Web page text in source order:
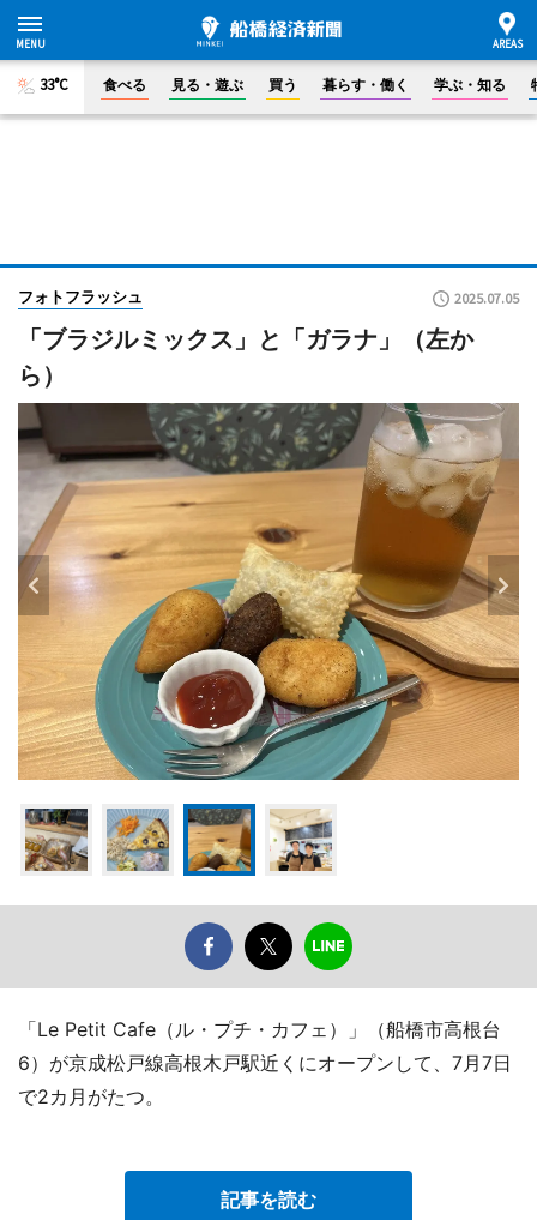
33°C 食べる 見る・遊ぶ 買う 暮らす・働く 学ぶ・知る
フォトフラッシュ 2025.07.05
「ブラジルミックス」と「ガラナ」（左か
ら）
「Le Petit Cafe（ル・プチ・カフェ）」（船橋市高根台
6）が京成松戸線高根木戸駅近くにオープンして、7月7日
で2カ月がたつ。
記事を読む